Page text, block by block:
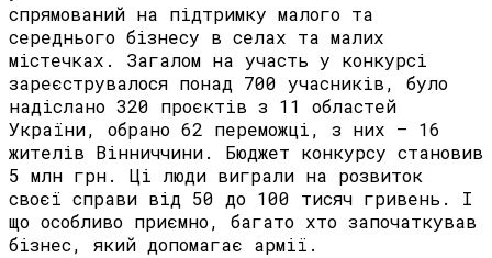
спрямований на підтримку малого та
середнього бізнесу в селах та малих
містечках. Загалом на участь у конкурсі
зареєструвалося понад 700 учасників, було
надіслано 320 проєктів з 11 областей
України, обрано 62 переможці, з них – 16
жителів Вінниччини. Бюджет конкурсу становив
5 млн грн. Ці люди виграли на розвиток
своєї справи від 50 до 100 тисяч гривень. І
що особливо приємно, багато хто започаткував
бізнес, який допомагає армії.